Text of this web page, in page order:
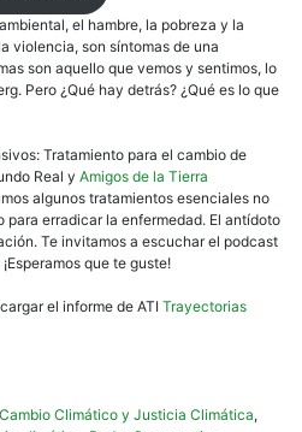
el hambre, la pobreza y la
violencia, son síntomas de una
son aquello que vemos y sentimos, lo
Pero ¿Qué hay detrás? ¿Qué es lo que
Tratamiento para el cambio de
Real y Amigos de la Tierra
algunos tratamientos esenciales no
para erradicar la enfermedad. El antídoto
Te invitamos a escuchar el podcast
que te guste!
el informe de ATI Trayectorias
Cambio Climático y Justicia Climática,